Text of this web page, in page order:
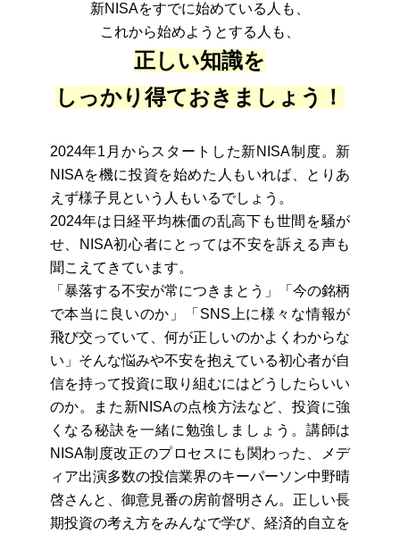
新NISAをすでに始めている人も、
これから始めようとする人も、
正しい知識を
しっかり得ておきましょう！
2024年1月からスタートした新NISA制度。新
NISAを機に投資を始めた人もいれば、とりあ
えず様子見という人もいるでしょう。
2024年は日経平均株価の乱高下も世間を騒が
せ、NISA初心者にとっては不安を訴える声も
聞こえてきています。
「暴落する不安が常につきまとう」「今の銘柄
で本当に良いのか」「SNS上に様々な情報が
飛び交っていて、何が正しいのかよくわからな
い」そんな悩みや不安を抱えている初心者が自
信を持って投資に取り組むにはどうしたらいい
のか。また新NISAの点検方法など、投資に強
くなる秘訣を一緒に勉強しましょう。講師は
NISA制度改正のプロセスにも関わった、メデ
ィア出演多数の投信業界のキーパーソン中野晴
啓さんと、御意見番の房前督明さん。正しい長
期投資の考え方をみんなで学び、経済的自立を